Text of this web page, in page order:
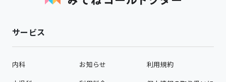
サービス
内科
お知らせ
利用規約